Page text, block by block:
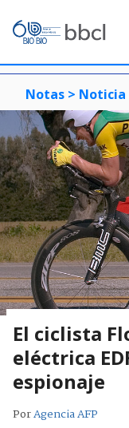
Notas > Noticia
El ciclista
eléctrica
espionaje
PorAgencia AFP